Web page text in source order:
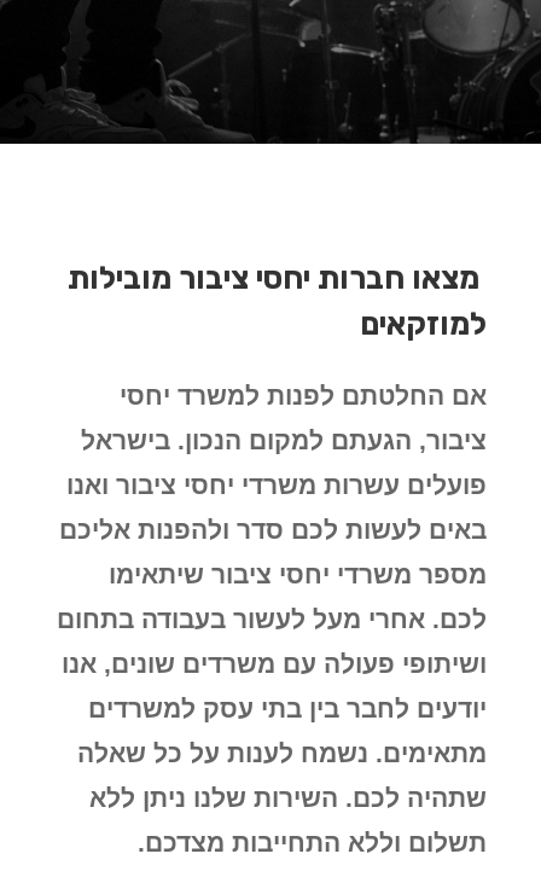
מצאו חברות יחסי ציבור מובילות
למוזקאים
אם החלטתם לפנות למשרד יחסי
ציבור, הגעתם למקום הנכון. בישראל
פועלים עשרות משרדי יחסי ציבור ואנו
באים לעשות לכם סדר ולהפנות אליכם
מספר משרדי יחסי ציבור שיתאימו
לכם. אחרי מעל לעשור בעבודה בתחום
ושיתופי פעולה עם משרדים שונים, אנו
יודעים לחבר בין בתי עסק למשרדים
מתאימים. נשמח לענות על כל שאלה
שתהיה לכם. השירות שלנו ניתן ללא
תשלום וללא התחייבות מצדכם.